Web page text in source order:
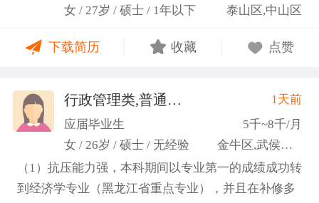
女 / 27岁 / 硕士 / 1年以下
泰山区,中山区
下载简历 收藏 点赞
行政管理类,普通教师类
1天前
应届毕业生
5千~8千/月
女 / 26岁 / 硕士 / 无经验
金牛区,武侯区,青羊区
（1）抗压能力强，本科期间以专业第一的成绩成功转
到经济学专业（黑龙江省重点专业），并且在补修多